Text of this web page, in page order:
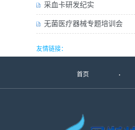
采血卡研发纪实
无菌医疗器械专题培训会
友情链接：
首页